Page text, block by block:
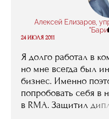
Алексей Елизаров,
24 ИЮЛЯ 2011
Я долго работал в
но мне всегда был
бизнес. Именно
попробовать себя в
в RMA. Защитил